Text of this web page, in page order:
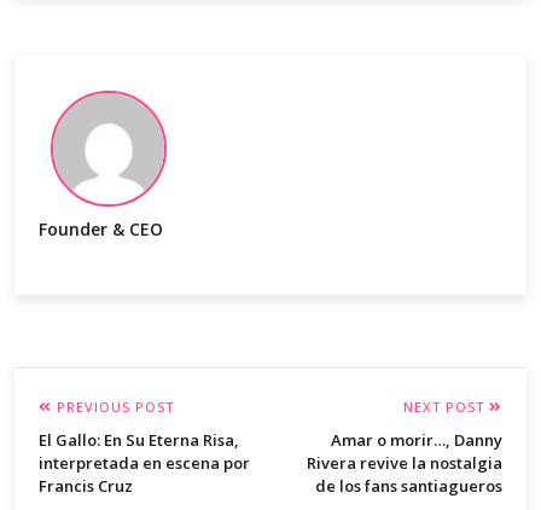
Founder & CEO
PREVIOUS POST
El Gallo: En Su Eterna Risa,
interpretada en escena por
Francis Cruz
NEXT POST
Amar o morir…, Danny
Rivera revive la nostalgia
de los fans santiagueros